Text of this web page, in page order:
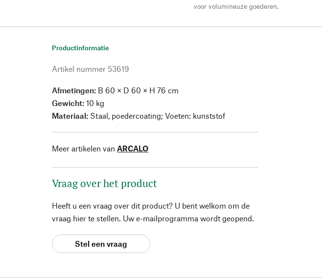
voor volumineuze goederen.
Productinformatie
Artikel nummer 53619
Afmetingen: B 60 × D 60 × H 76 cm
Gewicht: 10 kg
Materiaal: Staal, poedercoating; Voeten: kunststof
Meer artikelen van ARCALO
Vraag over het product
Heeft u een vraag over dit product? U bent welkom om de
vraag hier te stellen. Uw e-mailprogramma wordt geopend.
Stel een vraag